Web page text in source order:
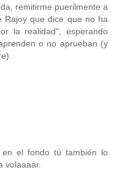
remitirme puerilmente a
Rajoy que dice que no ha
la realidad", esperando
o no aprueban (y
el fondo tú también lo
volaaaar.